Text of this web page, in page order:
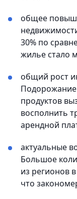
общее
30% по
жилье стало
общий рост
Подорожание
продуктов
восполнить
арендной
актуальные
Большое
из регионов
что